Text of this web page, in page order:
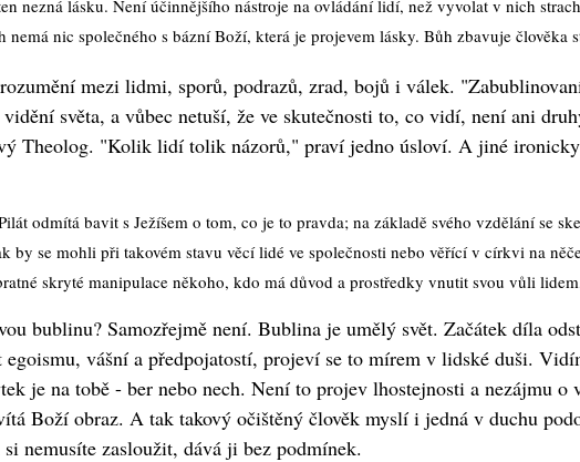
nezná lásku. Není účinnějšího nástroje na ovládání lidí, než vyvolat v nich
nemá nic společného s bázní Boží, která je projevem lásky. Bůh zbavuje člověka
mezi lidmi, sporů, podrazů, zrad, bojů i válek.
světa, a vůbec netuší, že ve skutečnosti to, co vidí, není ani
Theolog. "Kolik lidí tolik názorů," praví jedno úsloví. A jiné ironicky
odmítá bavit s Ježíšem o tom, co je to pravda; na základě svého vzdělání se
by se mohli při takovém stavu věcí lidé ve společnosti nebo věřící v církvi na
skryté manipulace někoho, kdo má důvod a prostředky vnutit svou vůli
bublinu? Samozřejmě není. Bublina je umělý svět. Začátek díla
egoismu, vášní a předpojatostí, projeví se to mírem v lidské duši.
je na tobě - ber nebo nech. Není to projev lhostejnosti a nezájmu
Boží obraz. A tak takový očištěný člověk myslí i jedná v duchu
nemusíte zasloužit, dává ji bez podmínek.